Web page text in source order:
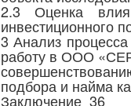
2.3 Оценка
инвестиционного
3 Анализ
работу в ООО
подбора и найма
Заключение 36